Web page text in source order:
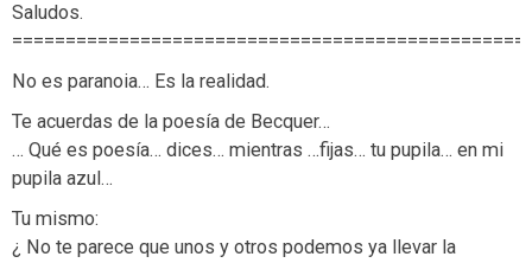
Saludos.
No es paranoia… Es la realidad.
Te acuerdas de la poesía de Becquer…
… Qué es poesía… dices… mientras …fijas… tu pupila… en mi
pupila azul…
Tu mismo:
¿ No te parece que unos y otros podemos ya llevar la